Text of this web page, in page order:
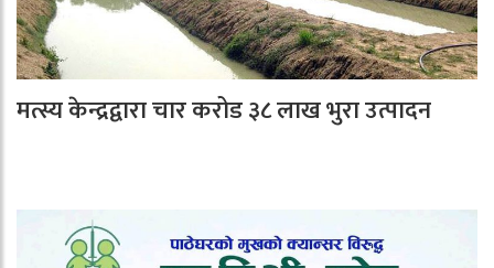
मत्स्य केन्द्रद्वारा चार करोड ३८ लाख भुरा उत्पादन